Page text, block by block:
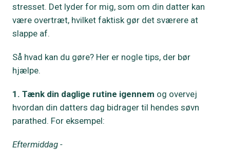
stresset. Det lyder for mig, som om din datter kan
være overtræt, hvilket faktisk gør det sværere at
slappe af.
Så hvad kan du gøre? Her er nogle tips, der bør
hjælpe.
1. Tænk din daglige rutine igennem og overvej
hvordan din datters dag bidrager til hendes søvn
parathed. For eksempel:
Eftermiddag -